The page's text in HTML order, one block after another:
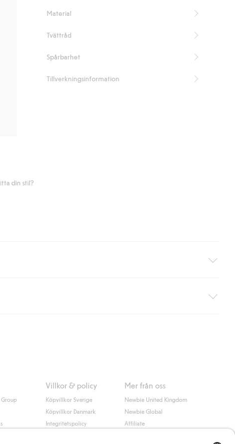
Innehåller 70% återvunnen polyester.
Blended Recycled Polyester
Material
Tvättråd
Spårbarhet
Tillverkningsinformation
din stil?
ej hemleverans). Frakten tas bort per automatik efter du
Villkor & policy
Köpvillkor Sverige
Köpvillkor Danmark
Integritetspolicy
Mer från oss
Newbie United Kingdom
Newbie Global
Affiliate